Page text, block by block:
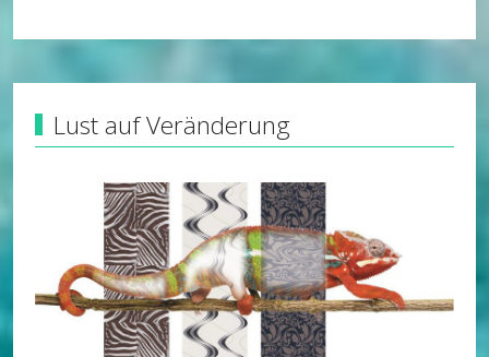
Lust auf Veränderung